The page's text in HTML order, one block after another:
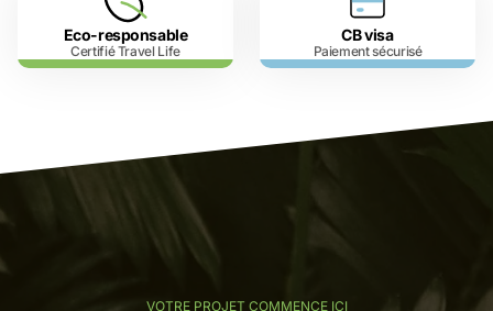
Eco-responsable
Certifié Travel Life
CB visa
Paiement sécurisé
VOTRE PROJET COMMENCE ICI